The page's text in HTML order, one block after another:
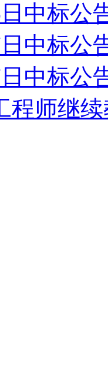
中标公
中标公
中标公
程师继